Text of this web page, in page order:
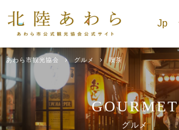
あわら市観光協会 グルメ 喫茶
GOURMET
グルメ